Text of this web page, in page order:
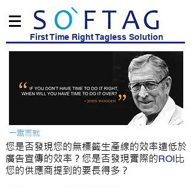
First Time Right Tagless Solution
一蹴而就
您是否發現您的無標籤生產線的效率遠低於
廣告宣傳的效率？您是否發現實際的ROI比
您的供應商提到的要長得多？